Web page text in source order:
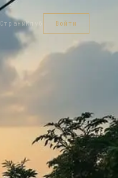
СтраныКлуб Войти